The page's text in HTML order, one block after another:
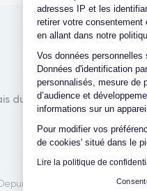
adresses IP et les
retirer votre
en allant dans notre
Vos données
Données d'identification
personnalisés, mesure de
d’audience et
informations sur un appareil.
Pour modifier vos
de cookies' situé dans le
Lire la politique de
Les
du reconditionné. En
Depuis 10 ans, nous